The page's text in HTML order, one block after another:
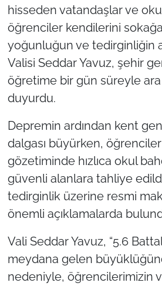
hisseden vatandaşlar ve
öğrenciler kendilerini sokağa
yoğunluğun ve tedirginliğin
Valisi Seddar Yavuz, şehir
öğretime bir gün süreyle
duyurdu.
Depremin ardından kent
dalgası büyürken,
gözetiminde hızlıca okul
güvenli alanlara tahliye
tedirginlik üzerine resmi
önemli açıklamalarda
Vali Seddar Yavuz, “5.6
meydana gelen
nedeniyle, öğrencilerimizin